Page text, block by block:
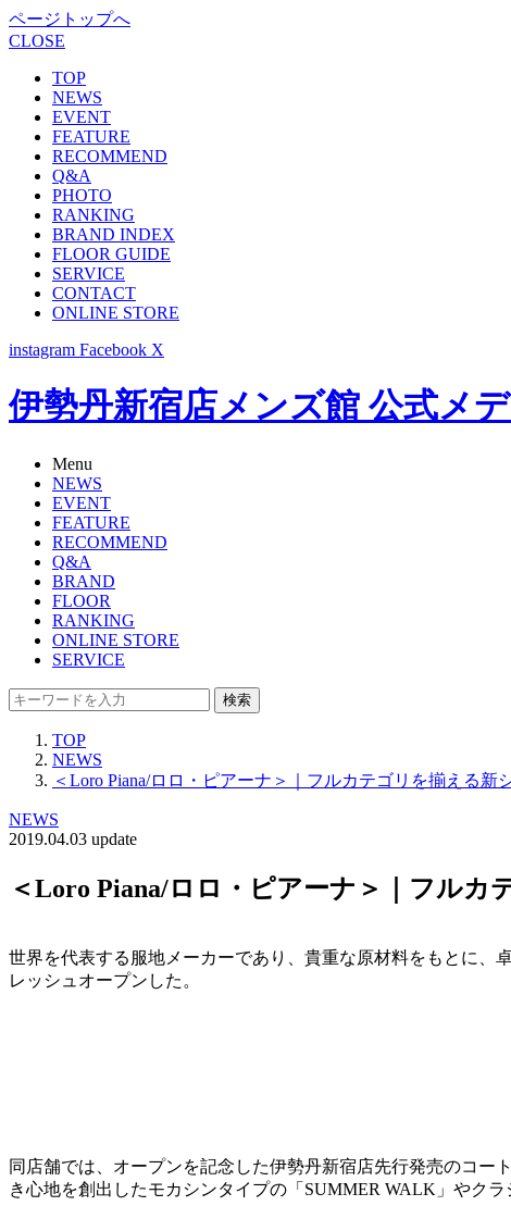
ページトップへ
CLOSE
TOP
NEWS
EVENT
FEATURE
RECOMMEND
Q&A
PHOTO
RANKING
BRAND INDEX
FLOOR GUIDE
SERVICE
CONTACT
ONLINE STORE
instagram Facebook X
伊勢丹新宿店メンズ館 公式メ
Menu
NEWS
EVENT
FEATURE
RECOMMEND
Q&A
BRAND
FLOOR
RANKING
ONLINE STORE
SERVICE
検索
TOP
NEWS
＜Loro Piana/ロロ・ピアーナ＞｜フルカテゴリを揃える新
NEWS
2019.04.03 update
＜Loro Piana/ロロ・ピアーナ＞｜フル
世界を代表する服地メーカーであり、貴重な原材料をもとに、
レッシュオープンした。
同店舗では、オープンを記念した伊勢丹新宿店先行発売のコ
き心地を創出したモカシンタイプの「SUMMER WALK」やク